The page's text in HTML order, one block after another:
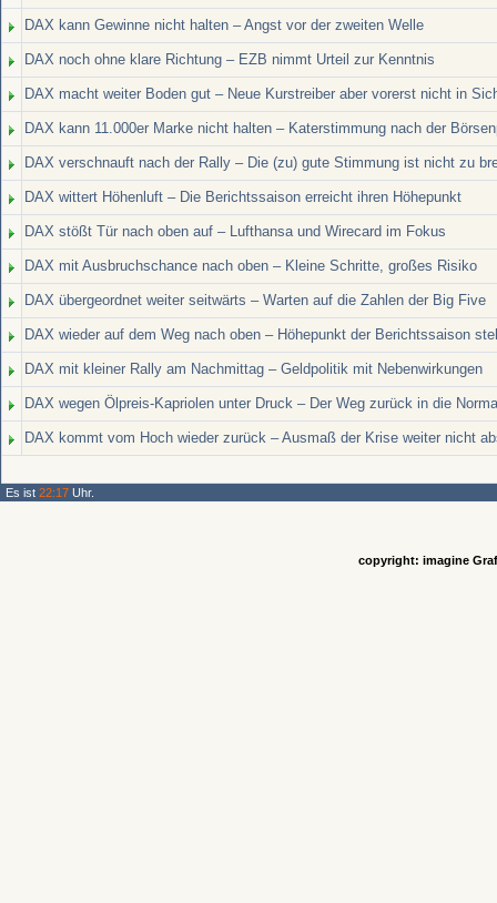
DAX kann Gewinne nicht halten – Angst vor der zweiten Welle
DAX noch ohne klare Richtung – EZB nimmt Urteil zur Kenntnis
DAX macht weiter Boden gut – Neue Kurstreiber aber vorerst nicht in
DAX kann 11.000er Marke nicht halten – Katerstimmung nach der
DAX verschnauft nach der Rally – Die (zu) gute Stimmung ist nicht zu
DAX wittert Höhenluft – Die Berichtssaison erreicht ihren Höhepunkt
DAX stößt Tür nach oben auf – Lufthansa und Wirecard im Fokus
DAX mit Ausbruchschance nach oben – Kleine Schritte, großes Risiko
DAX übergeordnet weiter seitwärts – Warten auf die Zahlen der Big Five
DAX wieder auf dem Weg nach oben – Höhepunkt der Berichtssaison
DAX mit kleiner Rally am Nachmittag – Geldpolitik mit Nebenwirkungen
DAX wegen Ölpreis-Kapriolen unter Druck – Der Weg zurück in die
DAX kommt vom Hoch wieder zurück – Ausmaß der Krise weiter nicht
Es ist 22:17 Uhr.
copyright: imagine